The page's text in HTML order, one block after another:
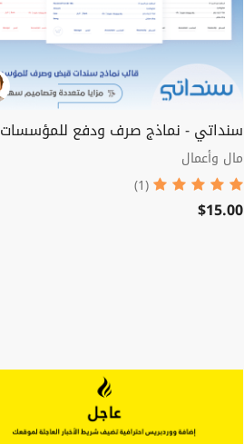
سنداتي - نماذج صرف ودفع للمؤسسات
مال وأعمال
(1)
$15.00